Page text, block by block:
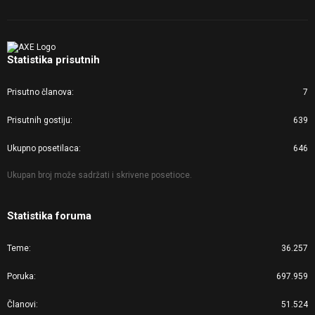
Statistika prisutnih
Prisutno članova 7
Prisutnih gostiju 639
Ukupno posetilaca 646
Ukupan broj može sadržati i skrivene posetioce.
Statistika foruma
Teme 36.257
Poruka 697.959
Članovi 51.524